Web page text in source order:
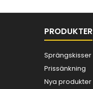
PRODUKTER
Sprängskisser
Prissänkning
Nya produkter